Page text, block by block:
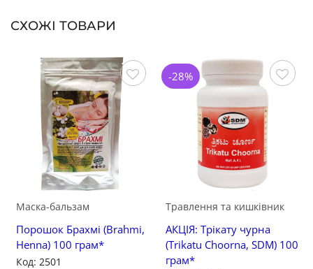
СХОЖІ ТОВАРИ
Зберегти
Маска-бальзам
Порошок Брахмі (Brahmi,
Henna) 100 грам*
Код: 2501
-28%
Травлення та кишківник
АКЦІЯ: Трікату чурна
(Trikatu Choorna, SDM) 100
грам*